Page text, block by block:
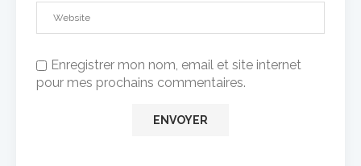
Enregistrer mon nom, email et site internet
pour mes prochains commentaires.